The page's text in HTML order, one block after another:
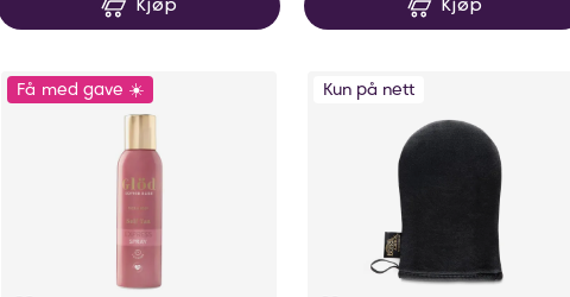
Kjøp Kjøp
Få med gave ☀️ Kun på nett